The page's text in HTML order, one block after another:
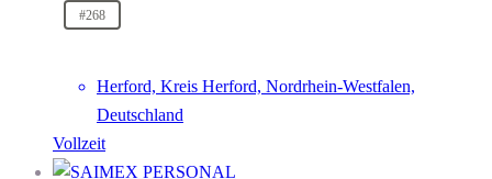
#268
Herford, Kreis Herford, Nordrhein-Westfalen,
Deutschland
Vollzeit